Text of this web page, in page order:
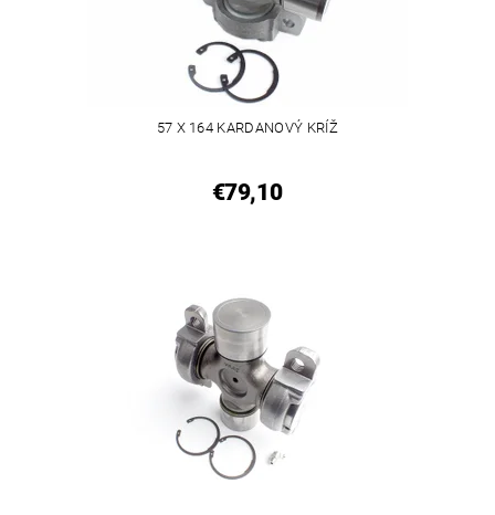
57 X 164 KARDANOVÝ KRÍŽ
€79,10